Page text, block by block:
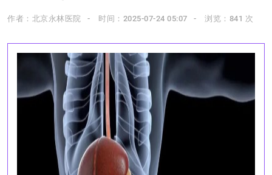
作者：北京永林医院 时间：2025-07-24 05:07 浏览：841 次